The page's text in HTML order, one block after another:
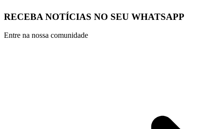
RECEBA NOTÍCIAS NO SEU WHATSAPP
Entre na nossa comunidade